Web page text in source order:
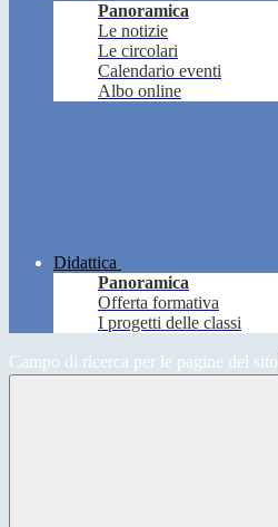
Panoramica
Le notizie
Le circolari
Calendario eventi
Albo online
Didattica
Panoramica
Offerta formativa
I progetti delle classi
Campo di ricerca per le pagine del sito